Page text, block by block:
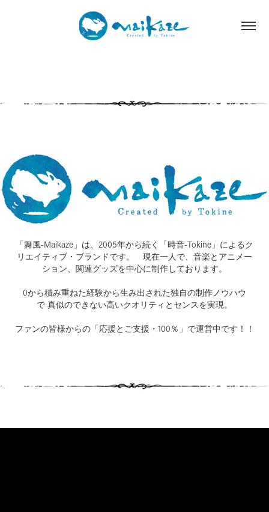
「舞風-Maikaze」は、2005年から続く「時音-Tokine」によるク
リエイティブ・ブランドです。 現在一人で、音楽とアニメー
ション、関連グッズを中心に制作しております。
0から積み重ねた経験から生み出された独自の制作ノウハウ
で 真似のできない高いクオリティとセンスを実現。
ファンの皆様からの「応援とご支援・100％」で運営中です！！